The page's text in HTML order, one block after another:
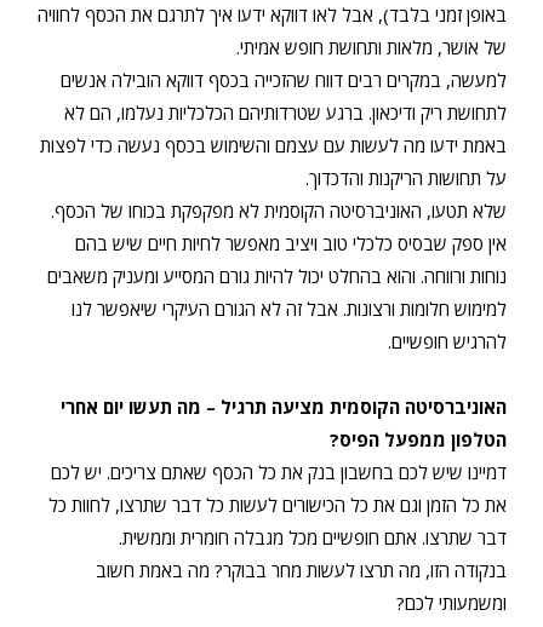
באופן זמני בלבד), אבל לאו דווקא ידעו איך לתרגם את הכסף לחוויה
של אושר, מלאות ותחושת חופש אמיתי.
למעשה, במקרים רבים דווח שהזכייה בכסף דווקא הובילה אנשים
לתחושת ריק ודיכאון. ברגע שטרדותיהם הכלכליות נעלמו, הם לא
באמת ידעו מה לעשות עם עצמם והשימוש בכסף נעשה כדי לפצות
על תחושות הריקנות והדכדוך.
שלא תטעו, האוניברסיטה הקוסמית לא מפקפקת בכוחו של הכסף.
אין ספק שבסיס כלכלי טוב ויציב מאפשר לחיות חיים שיש בהם
נוחות ורווחה. והוא בהחלט יכול להיות גורם המסייע ומעניק משאבים
למימוש חלומות ורצונות. אבל זה לא הגורם העיקרי שיאפשר לנו
להרגיש חופשיים.
האוניברסיטה הקוסמית מציעה תרגיל – מה תעשו יום אחרי
הטלפון ממפעל הפיס?
דמיינו שיש לכם בחשבון בנק את כל הכסף שאתם צריכים. יש לכם
את כל הזמן וגם את כל הכישורים לעשות כל דבר שתרצו, לחוות כל
דבר שתרצו. אתם חופשיים מכל מגבלה חומרית וממשית.
בנקודה הזו, מה תרצו לעשות מחר בבוקר? מה באמת חשוב
ומשמעותי לכם?